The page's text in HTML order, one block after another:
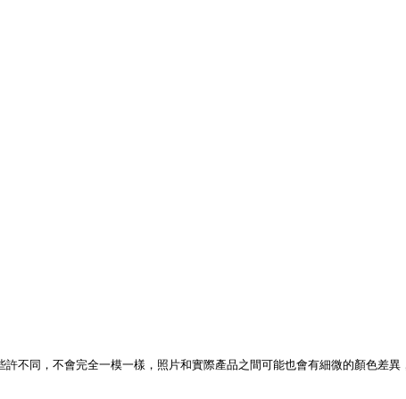
不同，不會完全一模一樣，照片和實際產品之間可能也會有細微的顏色差異